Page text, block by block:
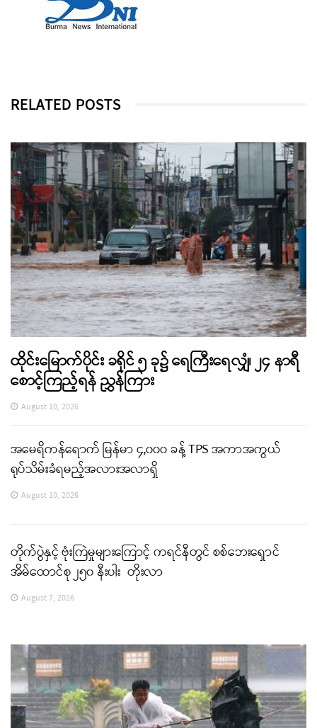
RELATED POSTS
ထိုင်းမြောက်ပိုင်း ခရိုင် ၅ ခု၌ ရေကြီးရေလျှံ၊ ၂၄ နာရီ
စောင့်ကြည့်ရန် ညွှန်ကြား
August 10, 2026
အမေရိကန်ရောက် မြန်မာ ၄,၀၀၀ ခန့် TPS အကာအကွယ်
ရုပ်သိမ်းခံရမည့်အလားအလာရှိ
August 10, 2026
တိုက်ပွဲနှင့် ဗုံးကြဲမှုများကြောင့် ကရင်နီတွင် စစ်ဘေးရှောင်
အိမ်ထောင်စု ၂၅၀ နီးပါး တိုးလာ
August 7, 2026